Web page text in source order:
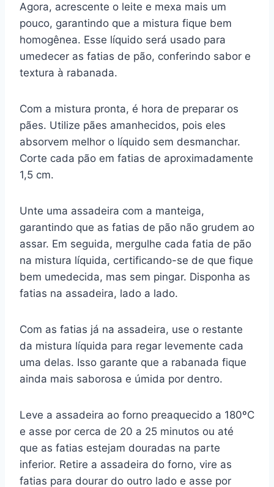
Agora, acrescente o leite e mexa mais um
pouco, garantindo que a mistura fique bem
homogênea. Esse líquido será usado para
umedecer as fatias de pão, conferindo sabor e
textura à rabanada.
Com a mistura pronta, é hora de preparar os
pães. Utilize pães amanhecidos, pois eles
absorvem melhor o líquido sem desmanchar.
Corte cada pão em fatias de aproximadamente
1,5 cm.
Unte uma assadeira com a manteiga,
garantindo que as fatias de pão não grudem ao
assar. Em seguida, mergulhe cada fatia de pão
na mistura líquida, certificando-se de que fique
bem umedecida, mas sem pingar. Disponha as
fatias na assadeira, lado a lado.
Com as fatias já na assadeira, use o restante
da mistura líquida para regar levemente cada
uma delas. Isso garante que a rabanada fique
ainda mais saborosa e úmida por dentro.
Leve a assadeira ao forno preaquecido a 180ºC
e asse por cerca de 20 a 25 minutos ou até
que as fatias estejam douradas na parte
inferior. Retire a assadeira do forno, vire as
fatias para dourar do outro lado e asse por